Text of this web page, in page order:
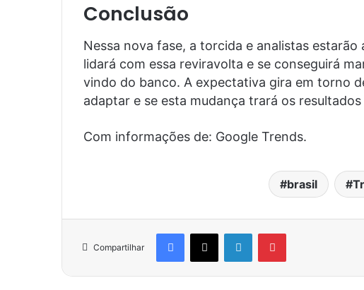
Conclusão
Nessa nova fase, a torcida e analistas
lidará com essa reviravolta e se conseguirá
vindo do banco. A expectativa gira em torno
adaptar e se esta mudança trará os
Com informações de: Google Trends.
brasil
Compartilhar
Facebook
X LinkedinPinterest